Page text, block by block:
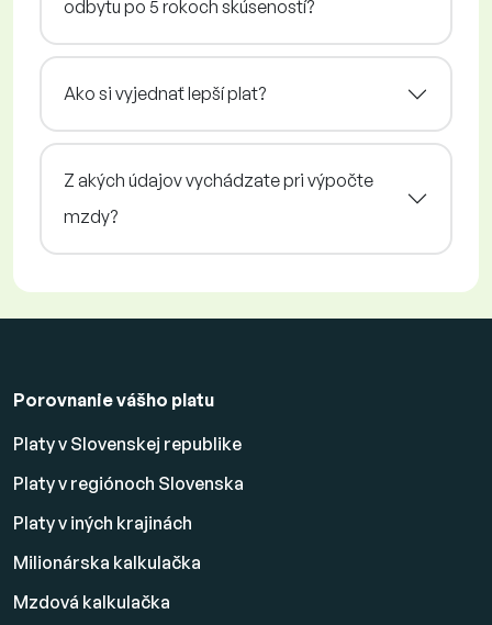
odbytu po 5 rokoch skúseností?
Ako si vyjednať lepší plat?
Z akých údajov vychádzate pri výpočte
mzdy?
Porovnanie vášho platu
Platy v Slovenskej republike
Platy v regiónoch Slovenska
Platy v iných krajinách
Milionárska kalkulačka
Mzdová kalkulačka